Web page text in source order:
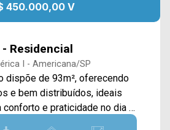
450.000,00 V
Residencial
I - Americana/SP
dispõe de 93m², oferecendo
e bem distribuídos, ideais
conforto e praticidade no dia a